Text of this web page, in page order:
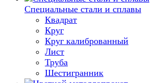
Специальные стали и сплавы
Квадрат
Круг
Круг калиброванный
Лист
Труба
Шестигранник